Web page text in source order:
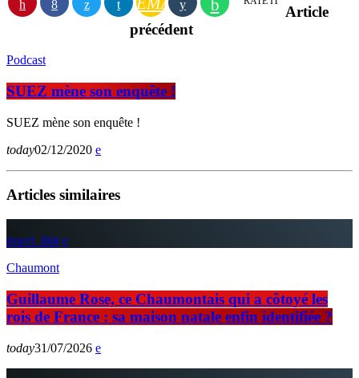
Article
précédent
Podcast
SUEZ mène son enquête !
SUEZ mène son enquête !
today02/12/2020
Articles similaires
insert_link
Chaumont
Guillaume Rose, ce Chaumontais qui a côtoyé les
rois de France : sa maison natale enfin identifiée ?
today31/07/2026